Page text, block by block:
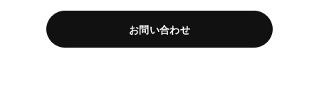
お問い合わせ